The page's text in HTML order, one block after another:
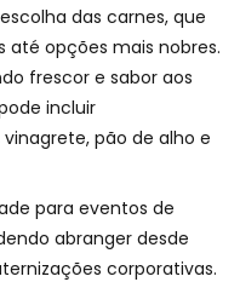
das carnes, que
até opções mais nobres.
frescor e sabor aos
incluir
pão de alho e
para eventos de
abranger desde
corporativas.